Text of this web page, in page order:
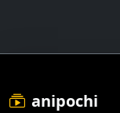
anipochi